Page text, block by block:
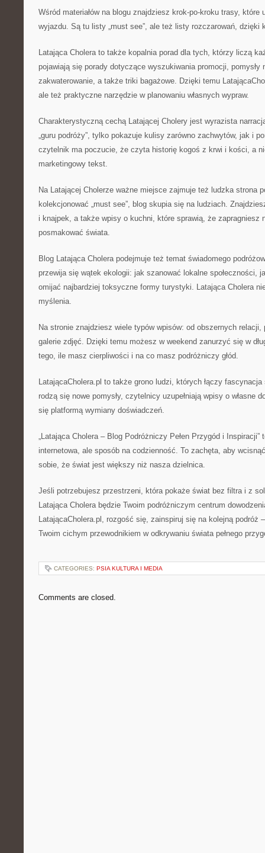
Wśród materiałów na blogu znajdziesz krok-po-kroku trasy, które
wyjazdu. Są tu listy „must see”, ale też listy rozczarowań, dzięki
Latająca Cholera to także kopalnia porad dla tych, którzy liczą
pojawiają się porady dotyczące wyszukiwania promocji, pomysły
zakwaterowanie, a także triki bagażowe. Dzięki temu
ale też praktyczne narzędzie w planowaniu własnych wypraw.
Charakterystyczną cechą Latającej Cholery jest wyrazista
„guru podróży”, tylko pokazuje kulisy zarówno zachwytów, jak i
czytelnik ma poczucie, że czyta historię kogoś z krwi i kości, a
marketingowy tekst.
Na Latającej Cholerze ważne miejsce zajmuje też ludzka strona
kolekcjonować „must see”, blog skupia się na ludziach.
i knajpek, a także wpisy o kuchni, które sprawią, że zapragniesz
posmakować świata.
Blog Latająca Cholera podejmuje też temat świadomego
przewija się wątek ekologii: jak szanować lokalne społeczności,
omijać najbardziej toksyczne formy turystyki. Latająca Cholera
myślenia.
Na stronie znajdziesz wiele typów wpisów: od obszernych
galerie zdjęć. Dzięki temu możesz w weekend zanurzyć się w
tego, ile masz cierpliwości i na co masz podróżniczy głód.
LatającaCholera.pl to także grono ludzi, których łączy
rodzą się nowe pomysły, czytelnicy uzupełniają wpisy o własne
się platformą wymiany doświadczeń.
„Latająca Cholera – Blog Podróżniczy Pełen Przygód i Inspiracji”
internetowa, ale sposób na codzienność. To zachęta, aby
sobie, że świat jest większy niż nasza dzielnica.
Jeśli potrzebujesz przestrzeni, która pokaże świat bez filtra i z
Latająca Cholera będzie Twoim podróżniczym centrum
LatającaCholera.pl, rozgość się, zainspiruj się na kolejną podróż
Twoim cichym przewodnikiem w odkrywaniu świata pełnego
CATEGORIES: PSIA KULTURA I MEDIA
Comments are closed.